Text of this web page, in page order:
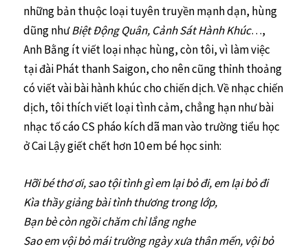
những bản thuộc loại tuyên truyền mạnh dạn, hùng
dũng nhưBiệt Động Quân, Cảnh Sát Hành Khúc…,
Anh Bằng ít viết loại nhạc hùng, còn tôi, vì làm việc
tại đài Phát thanh Saigon, cho nên cũng thỉnh thoảng
có viết vài bài hành khúc cho chiến dịch. Về nhạc chiến
dịch, tôi thích viết loại tình cảm, chẳng hạn như bài
nhạc tố cáo CS pháo kích dã man vào trường tiểu học
ở Cai Lậy giết chết hơn 10 em bé học sinh:
Hỡi bé thơ ơi, sao tội tình gì em lại bỏ đi, em lại bỏ đi
Kìa thầy giảng bài tình thương trong lớp,
Bạn bè còn ngồi chăm chỉ lắng nghe
Sao em vội bỏ mái trường ngày xưa thân mến, vội bỏ